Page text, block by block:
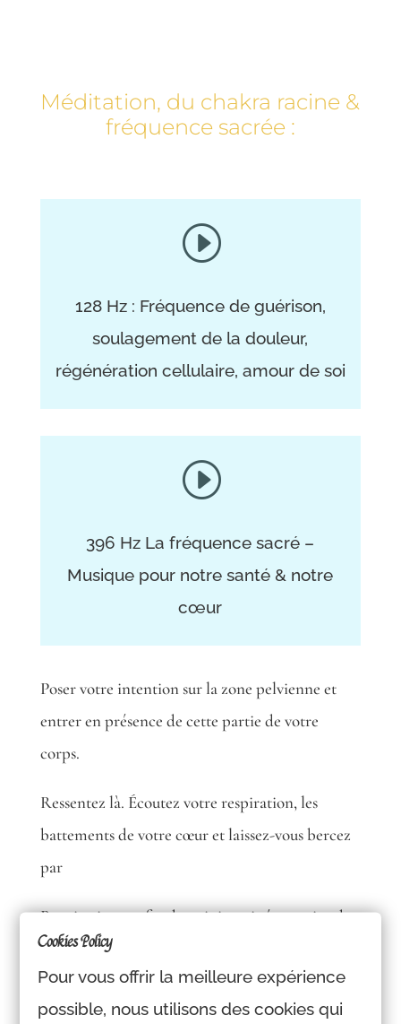
Méditation, du chakra racine &
fréquence sacrée :
I
128 Hz : Fréquence de guérison,
soulagement de la douleur,
régénération cellulaire, amour de soi
I
396 Hz La fréquence sacré –
Musique pour notre santé & notre
cœur
Poser votre intention sur la zone pelvienne et
entrer en présence de cette partie de votre
corps.
Ressentez là. Écoutez votre respiration, les
battements de votre cœur et laissez-vous bercez
par
Respiration profonde puis imaginé un point de
lumière rouge. Focaliser dessus en restant en
présence de votre corps, intensifier cette lumière
jusqu’à ce qu’elle représente une boule rouge
Cookies Policy
Pour vous offrir la meilleure expérience
possible, nous utilisons des cookies qui